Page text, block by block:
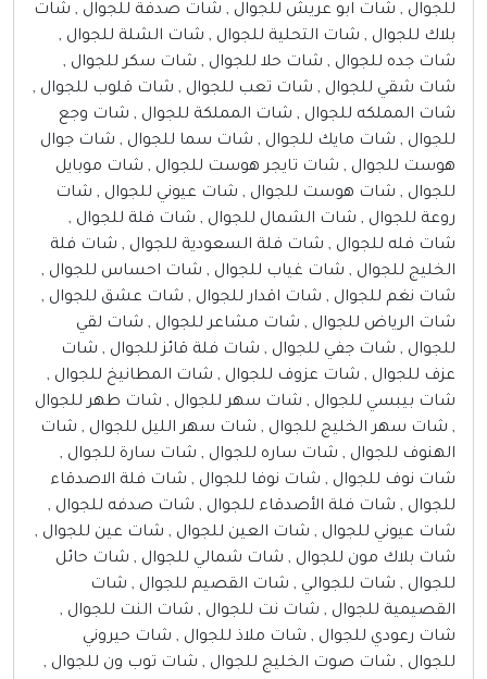
للجوال , شات ابو عريش للجوال , شات صدفة للجوال , شات
بلاك للجوال , شات التحلية للجوال , شات الشلة للجوال ,
شات جده للجوال , شات حلا للجوال , شات سكر للجوال ,
شات شقي للجوال , شات تعب للجوال , شات قلوب للجوال ,
شات المملكه للجوال , شات المملكة للجوال , شات وجع
للجوال , شات مايك للجوال , شات سما للجوال , شات جوال
هوست للجوال , شات تايجر هوست للجوال , شات موبايل
للجوال , شات هوست للجوال , شات عيوني للجوال , شات
روعة للجوال , شات الشمال للجوال , شات فلة للجوال ,
شات فله للجوال , شات فلة السعودية للجوال , شات فلة
الخليج للجوال , شات غياب للجوال , شات احساس للجوال ,
شات نغم للجوال , شات اقدار للجوال , شات عشق للجوال ,
شات الرياض للجوال , شات مشاعر للجوال , شات لقي
للجوال , شات جفي للجوال , شات فلة قائز للجوال , شات
عزف للجوال , شات عزوف للجوال , شات المطانيخ للجوال ,
شات بيبسي للجوال , شات سهر للجوال , شات طهر للجوال
, شات سهر الخليج للجوال , شات سهر الليل للجوال , شات
الهنوف للجوال , شات ساره للجوال , شات سارة للجوال ,
شات نوف للجوال , شات نوفا للجوال , شات فلة الاصدقاء
للجوال , شات فلة الأصدقاء للجوال , شات صدفه للجوال ,
شات عيوني للجوال , شات العين للجوال , شات عين للجوال ,
شات بلاك مون للجوال , شات شمالي للجوال , شات حائل
للجوال , شات للجوالي , شات القصيم للجوال , شات
القصيمية للجوال , شات نت للجوال , شات النت للجوال ,
شات رعودي للجوال , شات ملاذ للجوال , شات حيروني
للجوال , شات صوت الخليج للجوال , شات توب ون للجوال ,